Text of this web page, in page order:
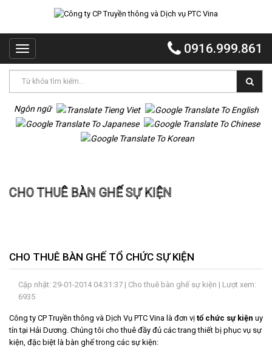
Toggle
navigation
0916.999.861
PTC
PTC
EVENT
PTC
VOI
DỰ
LIÊN
HỆ
Ngôn ngữ
CHO THUÊ BÀN GHẾ SỰ KIỆN
CHO THUÊ BÀN GHẾ TỔ CHỨC SỰ KIỆN
Cập nhật: 29-01-2014 04:31:37 | Cho thuê bàn ghế sự kiện | Lượt xem:
6935
Công ty CP Truyền thông và Dịch Vụ PTC Vina là đơn vị tổ chức sự kiện uy
tín tại Hải Dương. Chúng tôi cho thuê đầy đủ các trang thiết bị phục vụ sự
kiện, đặc biệt là bàn ghế trong các sự kiện: